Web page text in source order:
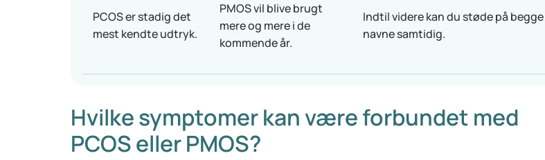
PCOS er stadig det
mest kendte udtryk.
PMOS vil blive brugt
mere og mere i de
kommende år.
Indtil videre kan du støde på begge
navne samtidig.
Hvilke symptomer kan være forbundet med
PCOS eller PMOS?